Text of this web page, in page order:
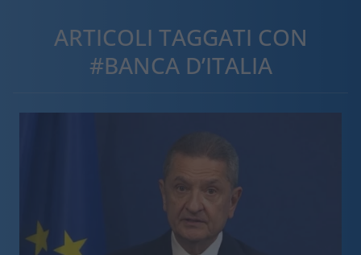
ARTICOLI TAGGATI CON
#BANCA D’ITALIA